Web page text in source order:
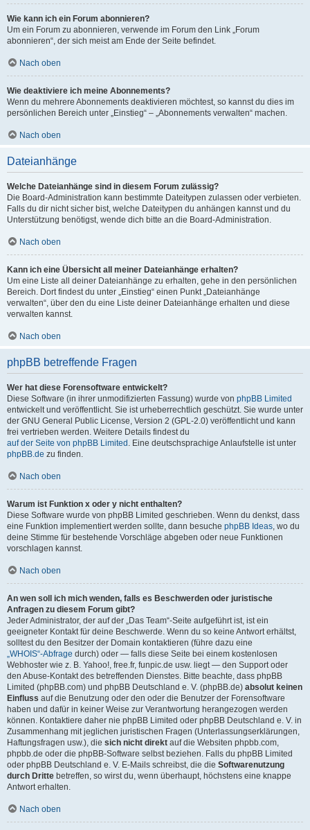
Wie kann ich ein Forum abonnieren?
Um ein Forum zu abonnieren, verwende im Forum den Link „Forum
abonnieren“, der sich meist am Ende der Seite befindet.
Nach oben
Wie deaktiviere ich meine Abonnements?
Wenn du mehrere Abonnements deaktivieren möchtest, so kannst du dies im
persönlichen Bereich unter „Einstieg“ – „Abonnements verwalten“ machen.
Nach oben
Dateianhänge
Welche Dateianhänge sind in diesem Forum zulässig?
Die Board-Administration kann bestimmte Dateitypen zulassen oder verbieten.
Falls du dir nicht sicher bist, welche Dateitypen du anhängen kannst und du
Unterstützung benötigst, wende dich bitte an die Board-Administration.
Nach oben
Kann ich eine Übersicht all meiner Dateianhänge erhalten?
Um eine Liste all deiner Dateianhänge zu erhalten, gehe in den persönlichen
Bereich. Dort findest du unter „Einstieg“ einen Punkt „Dateianhänge
verwalten“, über den du eine Liste deiner Dateianhänge erhalten und diese
verwalten kannst.
Nach oben
phpBB betreffende Fragen
Wer hat diese Forensoftware entwickelt?
Diese Software (in ihrer unmodifizierten Fassung) wurde von phpBB Limited
entwickelt und veröffentlicht. Sie ist urheberrechtlich geschützt. Sie wurde unter
der GNU General Public License, Version 2 (GPL-2.0) veröffentlicht und kann
frei vertrieben werden. Weitere Details findest du
auf der Seite von phpBB Limited . Eine deutschsprachige Anlaufstelle ist unter
phpBB.de zu finden.
Nach oben
Warum ist Funktion x oder y nicht enthalten?
Diese Software wurde von phpBB Limited geschrieben. Wenn du denkst, dass
eine Funktion implementiert werden sollte, dann besuche phpBB Ideas, wo du
deine Stimme für bestehende Vorschläge abgeben oder neue Funktionen
vorschlagen kannst.
Nach oben
An wen soll ich mich wenden, falls es Beschwerden oder juristische
Anfragen zu diesem Forum gibt?
Jeder Administrator, der auf der „Das Team“-Seite aufgeführt ist, ist ein
geeigneter Kontakt für deine Beschwerde. Wenn du so keine Antwort erhältst,
solltest du den Besitzer der Domain kontaktieren (führe dazu eine
„WHOIS“-Abfrage durch) oder — falls diese Seite bei einem kostenlosen
Webhoster wie z. B. Yahoo!, free.fr, funpic.de usw. liegt — den Support oder
den Abuse-Kontakt des betreffenden Dienstes. Bitte beachte, dass phpBB
Limited (phpBB.com) und phpBB Deutschland e. V. (phpBB.de) absolut keinen
Einfluss auf die Benutzung oder den oder die Benutzer der Forensoftware
haben und dafür in keiner Weise zur Verantwortung herangezogen werden
können. Kontaktiere daher nie phpBB Limited oder phpBB Deutschland e. V. in
Zusammenhang mit jeglichen juristischen Fragen (Unterlassungserklärungen,
Haftungsfragen usw.), die sich nicht direkt auf die Websiten phpbb.com,
phpbb.de oder die phpBB-Software selbst beziehen. Falls du phpBB Limited
oder phpBB Deutschland e. V. E-Mails schreibst, die die Softwarenutzung
durch Dritte betreffen, so wirst du, wenn überhaupt, höchstens eine knappe
Antwort erhalten.
Nach oben